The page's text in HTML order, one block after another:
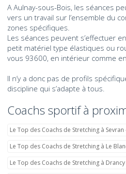
A Aulnay-sous-Bois, les séances
vers un travail sur l’ensemble du
zones spécifiques.
Les séances peuvent s’effectuer
petit matériel type élastiques ou
vous 93600, en intérieur comme
Il n’y a donc pas de profils
discipline qui s’adapte à tous.
Coachs sportif à
Le Top des Coachs de Stretching à Sevran
Le Top des Coachs de Stretching à Le
Le Top des Coachs de Stretching à